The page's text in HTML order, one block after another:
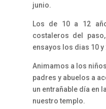
junio.
Los de 10 a 12
costaleros del
ensayos los dias 10 y
Animamos a los
padres y abuelos a
un entrañable día en
nuestro templo.